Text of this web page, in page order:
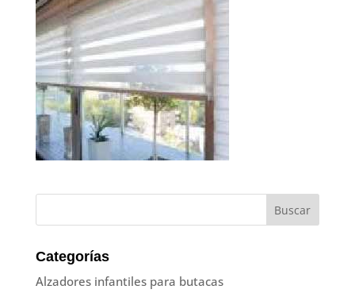
Categorías
Alzadores infantiles para butacas